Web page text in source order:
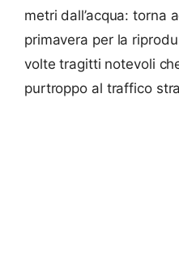
metri dall’acqua: torna
primavera per la
volte tragitti notevoli
purtroppo al traffico